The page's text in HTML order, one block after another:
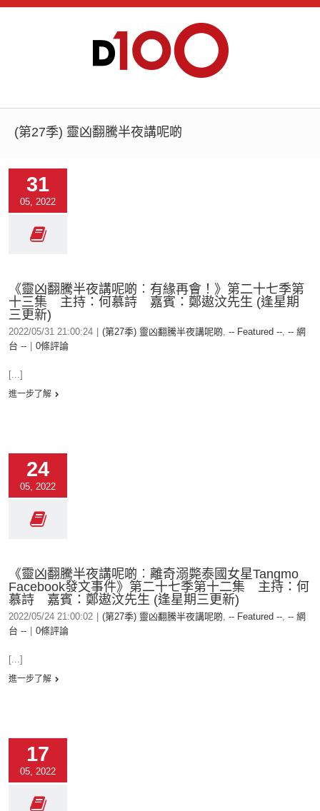
(第27季) 靈凶翻騰半夜講呢啲
31
05, 2022
《靈凶翻騰半夜講呢啲︰有緣再會！》第二十七季第
十三集 主持：何慕詩 嘉賓：鄭遨汶先生 (逢星期
三更新)
2022/05/31 21:00:24 (第27季) 靈凶翻騰半夜講呢啲, -- Featured --, -- 網
台 --
0條評論
[...]
進一步了解
24
05, 2022
《靈凶翻騰半夜講呢啲︰離奇溺斃泰國女星Tangmo
Facebook發文事件》第二十七季第十二集 主持：何
慕詩 嘉賓：鄭遨汶先生 (逢星期三更新)
2022/05/24 21:00:02 (第27季) 靈凶翻騰半夜講呢啲, -- Featured --, -- 網
台 --
0條評論
[...]
進一步了解
17
05, 2022